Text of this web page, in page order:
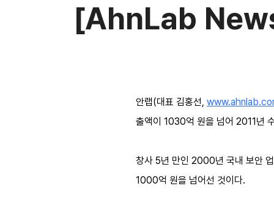
[AhnLab
안랩(대표 김홍선,
출액이 1030억 원을 넘어 2011년
창사 5년 만인 2000년 국내 보안
1000억 원을 넘어선 것이다.